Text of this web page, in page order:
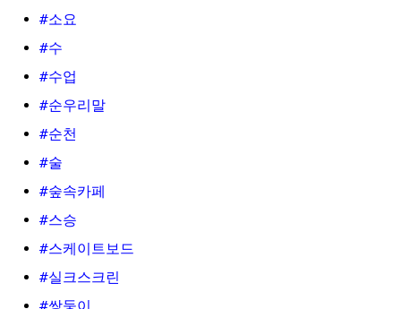
#소요
#수
#수업
#순우리말
#순천
#술
#숲속카페
#스승
#스케이트보드
#실크스크린